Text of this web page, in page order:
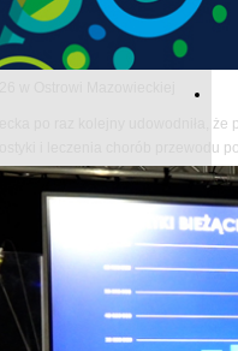
po raz kolejny udowodniła,
i leczenia chorób przewodu